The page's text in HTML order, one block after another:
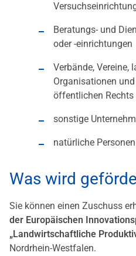
Beratungs- und
oder -einrichtungen
Verbände,
Organisationen
öffentlichen Rechts
sonstige
natürliche Personen
Was wird
Sie können einen Zuschuss
der Europäischen
„Landwirtschaftliche
Nordrhein-Westfalen.